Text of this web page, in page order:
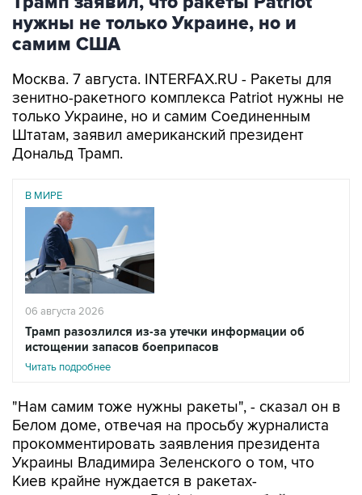
самим США
Москва. 7 августа. INTERFAX.RU - Ракеты для
только Украине, но и самим Соединенным
Штатам, заявил американский президент
Дональд Трамп.
В МИРЕ
06 августа 2026
Трамп разозлился из-за утечки информации об
истощении запасов боеприпасов
Читать подробнее
"Нам самим тоже нужны ракеты", - сказал он в
прокомментировать заявления президента
Украины Владимира Зеленского о том, что
Киев крайне нуждается в ракетах-
перехватчиках для Patriot и дальнобойных
ракетах.